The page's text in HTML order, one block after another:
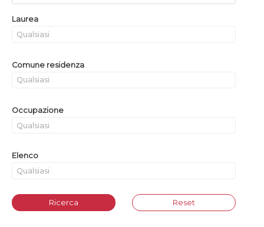
Laurea
Comune residenza
Occupazione
Elenco
Ricerca Reset